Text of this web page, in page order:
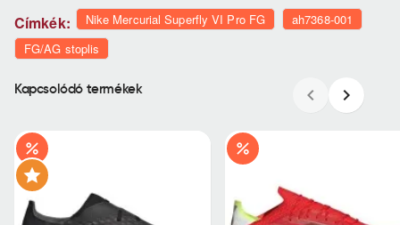
Címkék: Nike Mercurial Superfly VI Pro FG
ah7368-001
FG/AG stoplis
Kapcsolódó termékek